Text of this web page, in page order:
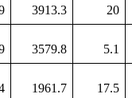
3913.3 20
3579.8 5.1
1961.7 17.5